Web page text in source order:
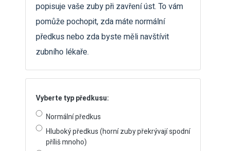
popisuje vaše zuby při zavření úst. To vám
pomůže pochopit, zda máte normální
předkus nebo zda byste měli navštívit
zubního lékaře.
Vyberte typ předkusu:
Normální předkus
Hluboký předkus (horní zuby překrývají spodní
příliš mnoho)